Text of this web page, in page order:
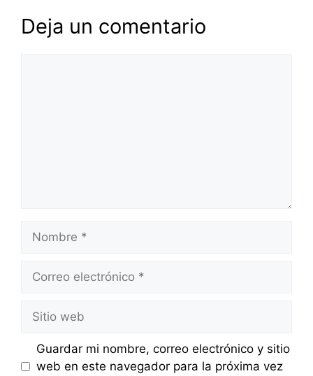
Deja un comentario
Nombre
Correo
Sitio
web
Guardar mi nombre, correo electrónico y sitio
web en este navegador para la próxima vez